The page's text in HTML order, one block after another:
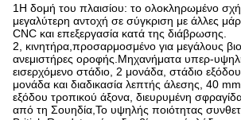
1Η δομή του πλαισίου: το ολοκληρωμένο
μεγαλύτερη αντοχή σε σύγκριση με άλλες
CNC και επεξεργασία κατά της διάβρωσης.
2, κινητήρα,προσαρμοσμένο για μεγάλους
ανεμιστήρες οροφής.Μηχανήματα υπερ-
εισερχόμενο στάδιο, 2 μονάδα, στάδιο
μονάδα και διαδικασία λεπτής άλεσης, 40
εξόδου τροπικού άξονα, διευρυμένη
από τη Σουηδία,Το υψηλής ποιότητας